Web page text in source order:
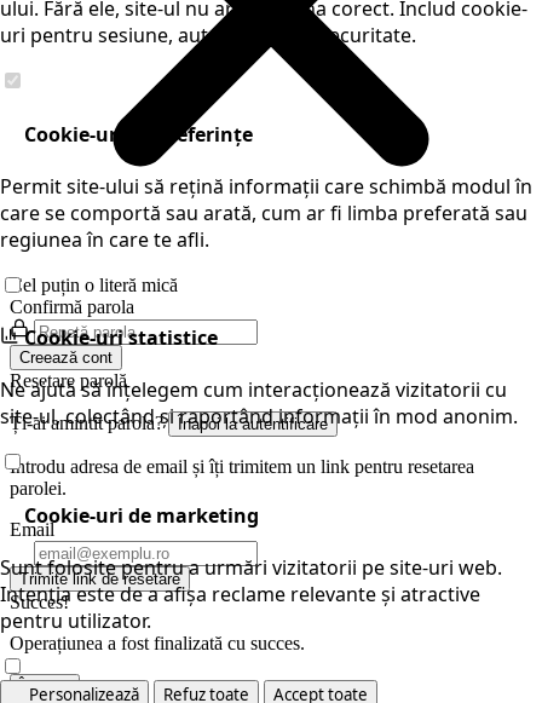
ului. Fără ele, site-ul nu ar funcționa corect. Includ cookie-
uri pentru sesiune, autentificare și securitate.
Cookie-uri de preferințe
Permit site-ului să rețină informații care schimbă modul în
care se comportă sau arată, cum ar fi limba preferată sau
regiunea în care te afli.
Cookie-uri statistice
Ne ajută să înțelegem cum interacționează vizitatorii cu
site-ul, colectând și raportând informații în mod anonim.
Cookie-uri de marketing
Sunt folosite pentru a urmări vizitatorii pe site-uri web.
Intenția este de a afișa reclame relevante și atractive
pentru utilizator.
Personalizează Refuz toate Accept toate
Cel puțin o literă mică
Confirmă parola
Creează cont
Resetare parolă
Ți-ai amintit parola? Înapoi la autentificare
Introdu adresa de email și îți trimitem un link pentru resetarea
parolei.
Email
Trimite link de resetare
Succes!
Operațiunea a fost finalizată cu succes.
Închide